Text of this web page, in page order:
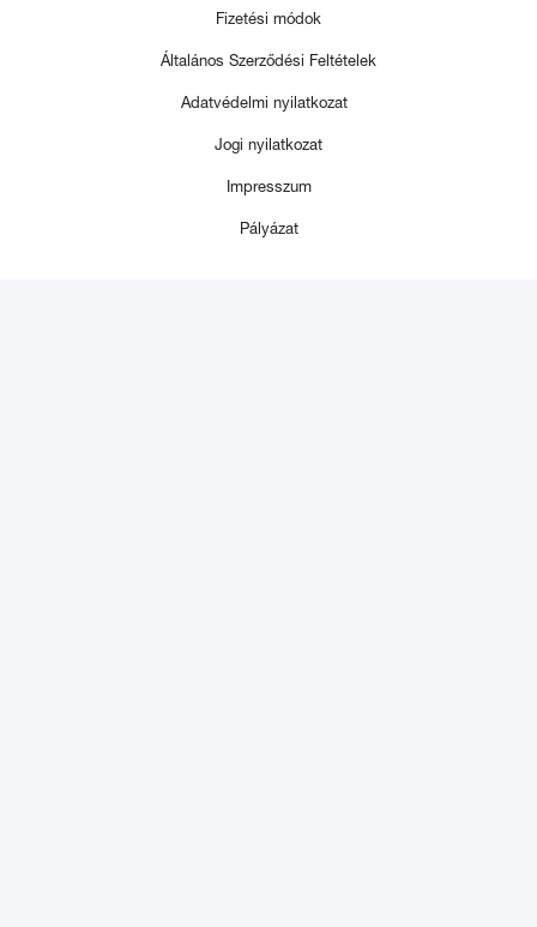
Fizetési módok
Általános Szerződési Feltételek
Adatvédelmi nyilatkozat
Jogi nyilatkozat
Impresszum
Pályázat